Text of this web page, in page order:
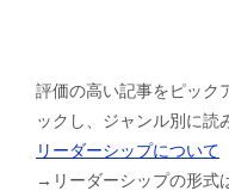
評価の高い記事をピック
ックし、ジャンル別に読
リーダーシップについて
→リーダーシップの形式